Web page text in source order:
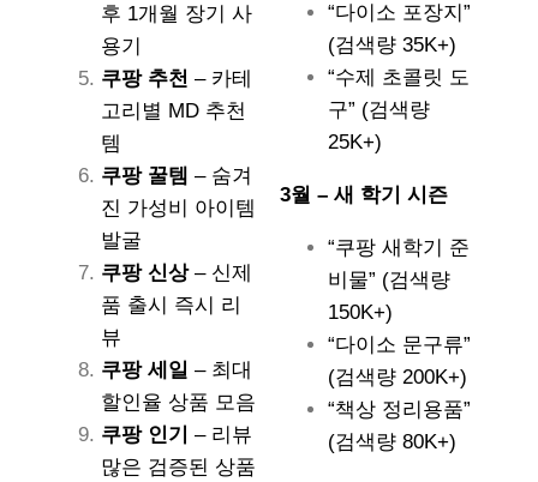
후 1개월 장기 사
용기
쿠팡 추천 – 카테
고리별 MD 추천
템
쿠팡 꿀템 – 숨겨
진 가성비 아이템
발굴
쿠팡 신상– 신제
품 출시 즉시 리
뷰
쿠팡 세일 – 최대
할인율 상품 모음
쿠팡 인기
– 리뷰
많은 검증된 상품
“다이소 포장지”
(검색량 35K+)
“수제 초콜릿 도
구” (검색량
25K+)
3월 – 새 학기 시즌
“쿠팡 새학기 준
비물” (검색량
150K+)
“다이소 문구류”
(검색량 200K+)
“책상 정리용품”
(검색량 80K+)